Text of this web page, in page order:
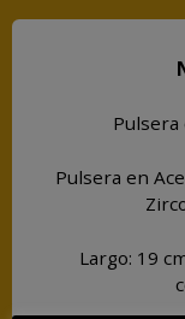
Pulsera
Pulsera en
Largo: 19